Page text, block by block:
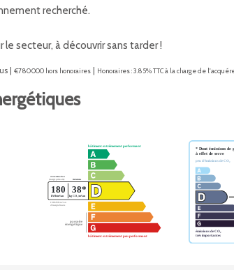
recherché.
secteur, à découvrir sans tarder !
| €780 000 hors honoraires | Honoraires : 3.85% TTC à la charge de